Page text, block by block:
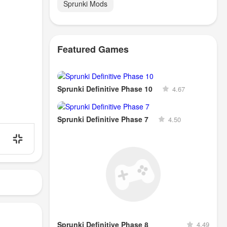
Sprunki Mods
Featured Games
Sprunki Definitive Phase 10 4.67
Sprunki Definitive Phase 7 4.50
Sprunki Definitive Phase 8 4.49